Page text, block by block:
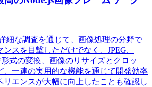
細な調査を通じて、画像処理の分野で
スを目撃しただけでなく、JPEG、
式の変換、画像のリサイズとクロッ
、一連の実用的な機能を通じて開発効率
リエンスが大幅に向上したことも確認し